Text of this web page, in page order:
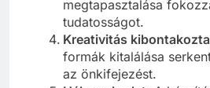
megtapasztalása
tudatosságot.
Kreativitás
formák kitalálása
az önkifejezést.